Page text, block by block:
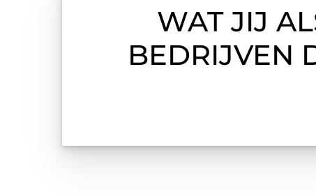
WAT JIJ
BEDRIJVEN